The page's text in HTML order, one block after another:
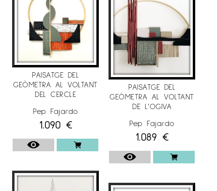
PAISATGE DEL
GEÒMETRA AL VOLTANT
DEL CERCLE
Pep Fajardo
1.090 €
PAISATGE DEL
GEÒMETRA AL VOLTANT
DE L’OGIVA
Pep Fajardo
1.089 €